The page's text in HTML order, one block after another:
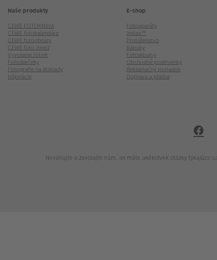
Naše produkty
CEWE FOTOKNIHA
CEWE fotokalendáre
CEWE fotoobrazy
CEWE foto ihneď
Vyvolanie fotiek
Fotodarčeky
Fotografie na doklady
Inšpirácie
E-shop
Fotoaparáty
Instax™
Prislušenstvo
Rámiky
Fotoalbumy
Obchodné podmienky
Reklamačný poriadok
Doprava a platba
Neváhajte a zavolajte nám, ak máte akékoľvek otázky týkajúce